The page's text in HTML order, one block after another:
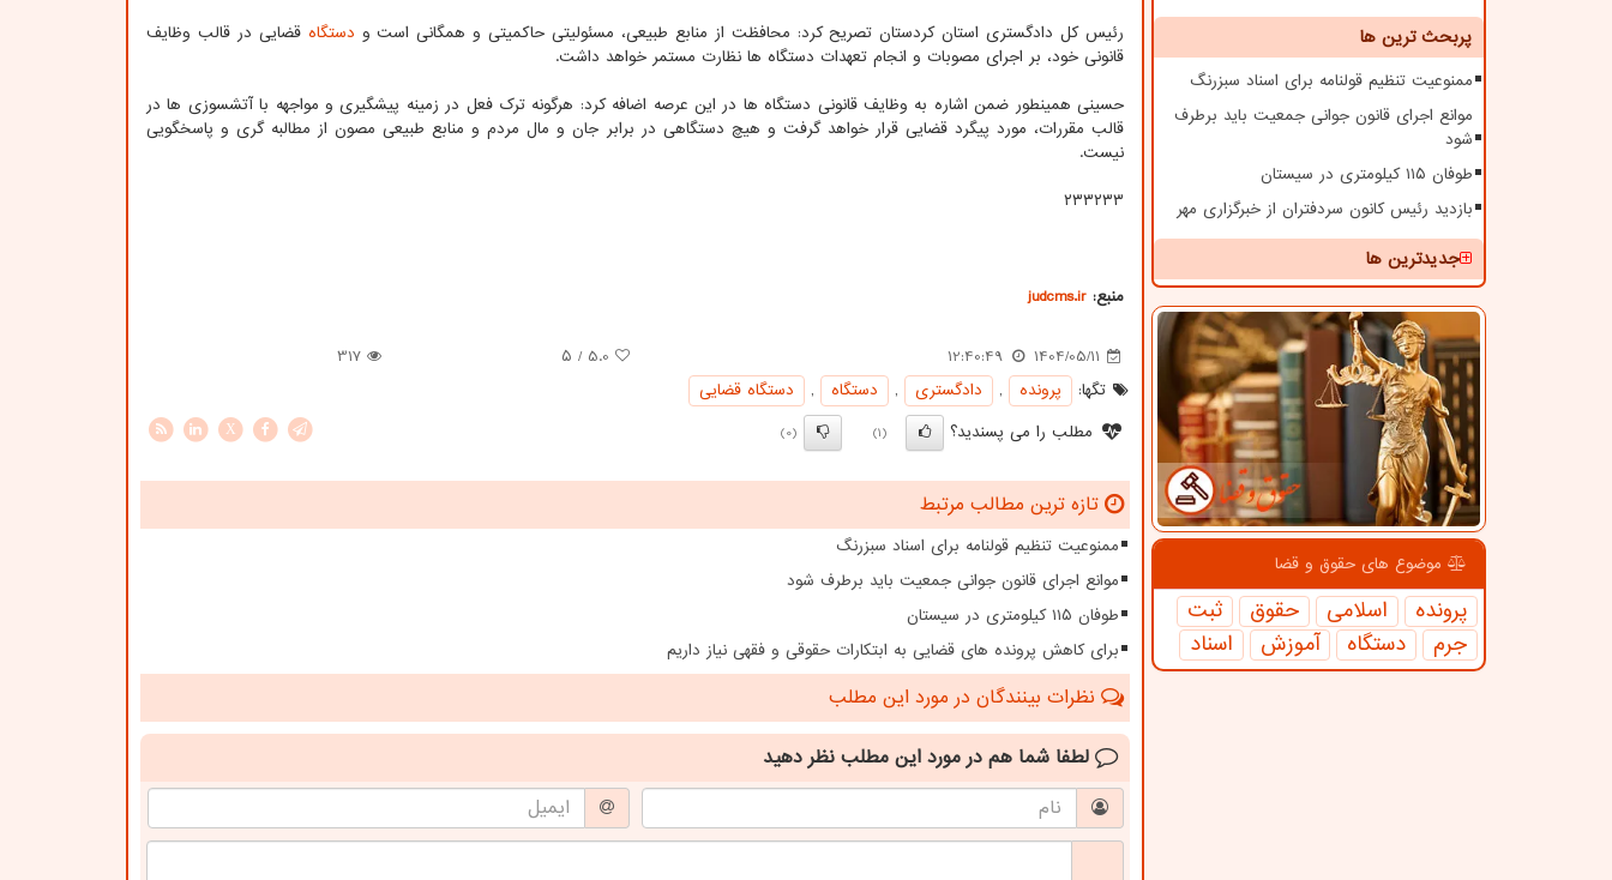
پربحث ترین ها
ممنوعیت تنظیم قولنامه برای اسناد سبزرنگ
موانع اجرای قانون جوانی جمعیت باید برطرف
شود
طوفان ۱۱۵ کیلومتری در سیستان
بازدید رئیس کانون سردفتران از خبرگزاری مهر
جدیدترین ها
موضوع های حقوق و قضا
پرونده اسلامی حقوق
ثبت
جرم
دستگاه آموزش اسناد
رئیس کل دادگستری استان کردستان تصریح کرد: محافظت از منابع طبیعی، مسئولیتی حاکمیتی و همگانی است و دستگاه قضایی در قالب وظایف
قانونی خود، بر اجرای مصوبات و انجام تعهدات دستگاه ها نظارت مستمر خواهد داشت.
حسینی همینطور ضمن اشاره به وظایف قانونی دستگاه ها در این عرصه اضافه کرد: هرگونه ترک فعل در زمینه پیشگیری و مواجهه با آتشسوزی ها در
قالب مقررات، مورد پیگرد قضایی قرار خواهد گرفت و هیچ دستگاهی در برابر جان و مال مردم و منابع طبیعی مصون از مطالبه گری و پاسخگویی
نیست.
۲۳۳۲۳۳
منبع: judcms.ir
1404/05/11
12:40:49
5.0 / ۵
317
تگها:
پرونده , دادگستری , دستگاه ,
دستگاه قضایی
مطلب را می پسندید؟
(1)
(0)
X
تازه ترین مطالب مرتبط
ممنوعیت تنظیم قولنامه برای اسناد سبزرنگ
موانع اجرای قانون جوانی جمعیت باید برطرف شود
طوفان ۱۱۵ کیلومتری در سیستان
برای کاهش پرونده های قضایی به ابتکارات حقوقی و فقهی نیاز داریم
نظرات بینندگان در مورد این مطلب
لطفا شما هم در مورد این مطلب نظر دهید